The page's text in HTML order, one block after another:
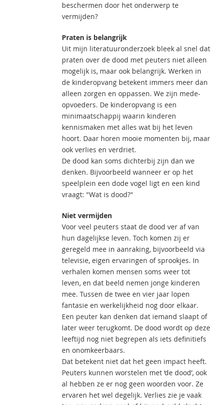
beschermen door het onderwerp te
vermijden?
Praten is belangrijk
Uit mijn literatuuronderzoek bleek al snel dat
praten over de dood met peuters niet alleen
mogelijk is, maar ook belangrijk. Werken in
de kinderopvang betekent immers meer dan
alleen zorgen en oppassen. We zijn mede-
opvoeders. De kinderopvang is een
minimaatschappij waarin kinderen
kennismaken met alles wat bij het leven
hoort. Daar horen mooie momenten bij, maar
ook verlies en verdriet.
De dood kan soms dichterbij zijn dan we
denken. Bijvoorbeeld wanneer er op het
speelplein een dode vogel ligt en een kind
vraagt: "Wat is dood?"
Niet vermijden
Voor veel peuters staat de dood ver af van
hun dagelijkse leven. Toch komen zij er
geregeld mee in aanraking, bijvoorbeeld via
televisie, eigen ervaringen of sprookjes. In
verhalen komen mensen soms weer tot
leven, en dat beeld nemen jonge kinderen
mee. Tussen de twee en vier jaar lopen
fantasie en werkelijkheid nog door elkaar.
Een peuter kan denken dat iemand slaapt of
later weer terugkomt. De dood wordt op deze
leeftijd nog niet begrepen als iets definitiefs
en onomkeerbaars.
Dat betekent niet dat het geen impact heeft.
Peuters kunnen worstelen met ‘de dood’, ook
al hebben ze er nog geen woorden voor. Ze
ervaren het wel degelijk. Verlies zie je vaak